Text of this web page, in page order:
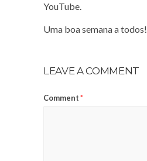
YouTube.
Uma boa semana a todos!
LEAVE A COMMENT
Comment*